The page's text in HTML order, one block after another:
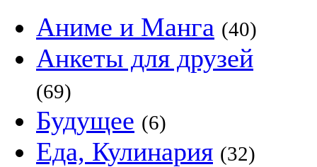
Аниме и Манга (40)
Анкеты для друзей
(69)
Будущее (6)
Еда, Кулинария (32)